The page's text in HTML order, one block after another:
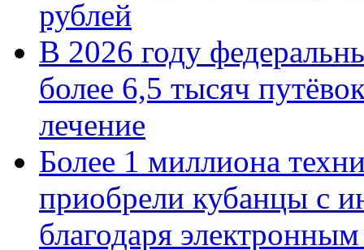
рублей
В 2026 году
более 6,5 тысяч
лечение
Более 1 миллиона
приобрели кубанцы с
благодаря